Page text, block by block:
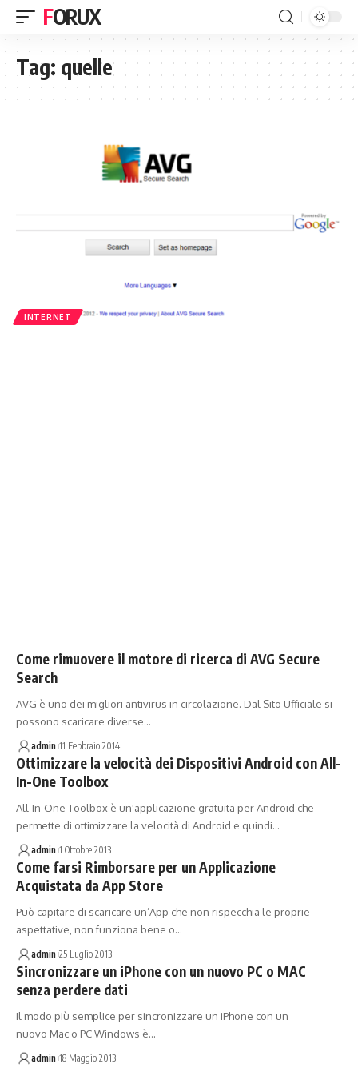
FORUX
Tag: quelle
INTERNET
Come rimuovere il motore di ricerca di AVG Secure
Search
AVG è uno dei migliori antivirus in circolazione. Dal Sito Ufficiale si
possono scaricare diverse…
admin 11 Febbraio 2014
Ottimizzare la velocità dei Dispositivi Android con All-
In-One Toolbox
All-In-One Toolbox è un'applicazione gratuita per Android che
permette di ottimizzare la velocità di Android e quindi…
admin 1 Ottobre 2013
Come farsi Rimborsare per un Applicazione
Acquistata da App Store
Può capitare di scaricare un’App che non rispecchia le proprie
aspettative, non funziona bene o…
admin 25 Luglio 2013
Sincronizzare un iPhone con un nuovo PC o MAC
senza perdere dati
Il modo più semplice per sincronizzare un iPhone con un
nuovo Mac o PC Windows è…
admin 18 Maggio 2013